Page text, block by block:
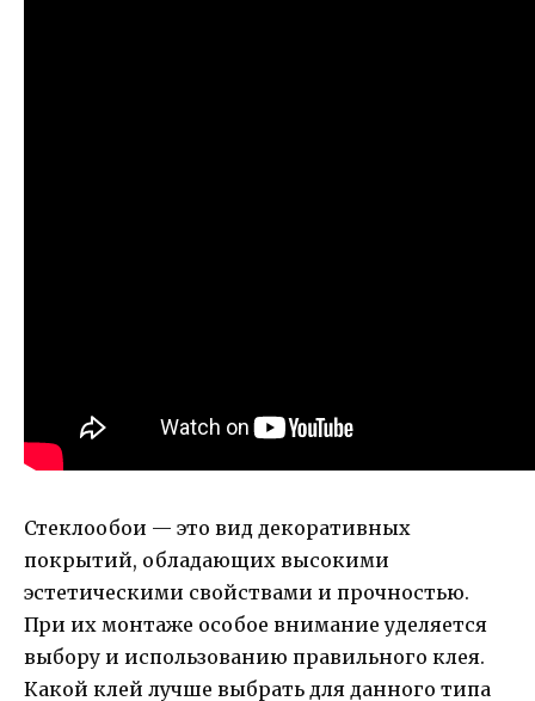
Стеклообои — это вид декоративных
покрытий, обладающих высокими
эстетическими свойствами и прочностью.
При их монтаже особое внимание уделяется
выбору и использованию правильного клея.
Какой клей лучше выбрать для данного типа